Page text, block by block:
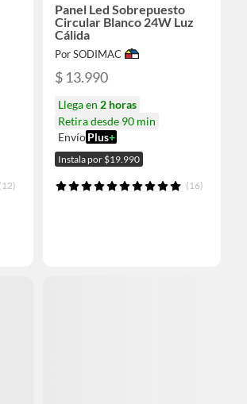
(12)
Panel Led Sobrepuesto
Circular Blanco 24W Luz
Cálida
Por SODIMAC
$ 13.990
Llega en 2 horas
Retira desde 90 min
EnvíoPlus+
Instala por $19.990
(16)